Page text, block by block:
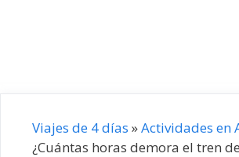
Viajes de 4 días »Actividades en
¿Cuántas horas demora el tren